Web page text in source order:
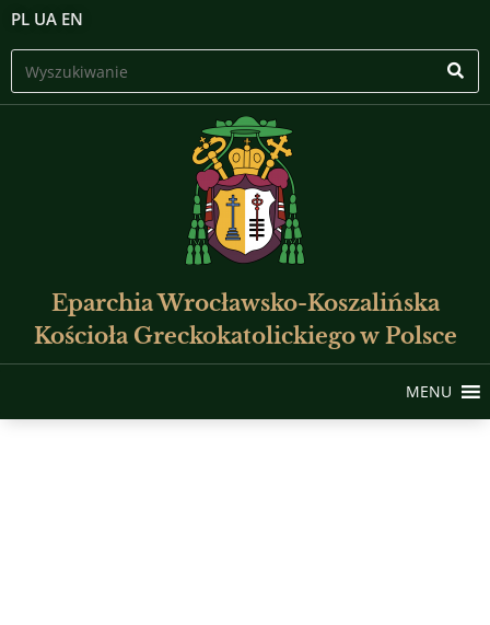
PL UA EN
Eparchia Wrocławsko-Koszalińska
Kościoła Greckokatolickiego w Polsce
MENU